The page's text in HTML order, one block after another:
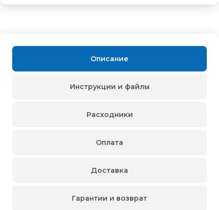
Описание
Инструкции и файлы
Расходники
Оплата
Доставка
Гарантии и возврат